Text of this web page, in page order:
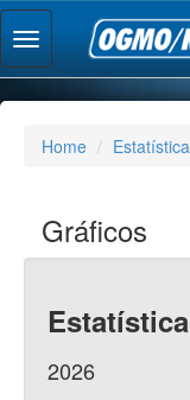
Home
Gráficos
2026